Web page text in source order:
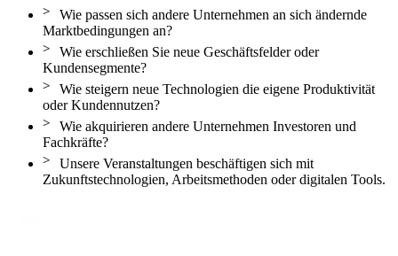
>
Wie passen sich andere Unternehmen an sich ändernde
Marktbedingungen an?
>
Wie erschließen Sie neue Geschäftsfelder oder
Kundensegmente?
>
Wie steigern neue Technologien die eigene Produktivität
oder Kundennutzen?
>
Wie akquirieren andere Unternehmen Investoren und
Fachkräfte?
>
Unsere Veranstaltungen beschäftigen sich mit
Zukunftstechnologien, Arbeitsmethoden oder digitalen Tools.